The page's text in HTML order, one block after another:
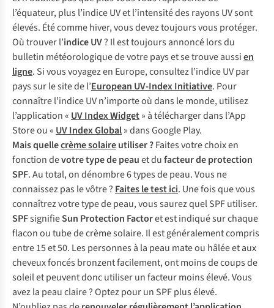
l’équateur, plus l’indice UV et l’intensité des rayons UV sont
élevés. Été comme hiver, vous devez toujours vous protéger.
Où trouver l’indice UV? Il est toujours annoncé lors du
bulletin météorologique de votre pays et se trouve aussien
ligne. Si vous voyagez en Europe, consultez l’indice UV par
pays sur le site de l’European UV-Index Initiative. Pour
connaître l’indice UV n’importe où dans le monde, utilisez
l’application « UV Index Widget» à télécharger dans l’App
Store ou « UV Index Global» dans Google Play.
Mais quellecrème solaireutiliser ?Faites votre choix en
fonction devotre type de peauet dufacteur de protection
SPF. Au total, on dénombre 6 types de peau. Vous ne
connaissez pas le vôtre ? Faites le test ici. Une fois que vous
connaîtrez votre type de peau, vous saurez quel SPF utiliser.
SPFsignifieSun Protection Factoret est indiqué sur chaque
flacon ou tube de crème solaire. Il est généralement compris
entre 15 et 50. Les personnes à la peau mate ou hâlée et aux
cheveux foncés bronzent facilement, ont moins de coups de
soleil et peuvent donc utiliser un facteur moins élevé. Vous
avez la peau claire ? Optez pour un SPF plus élevé.